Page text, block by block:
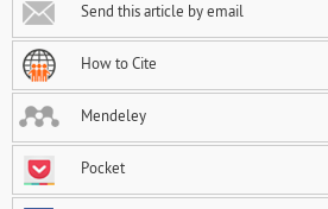
Send this article by email
How to Cite
Mendeley
Pocket